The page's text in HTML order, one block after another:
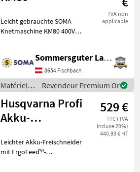
TVA non
applicable
Leicht gebrauchte SOMA
Knetmaschine KM80 400V
Maschine ist beim Kunden
und kann unter der
Telefonnummer - besichtigt
werden.
Sommersguter Landmaschinen GmbH
8654 Fischbach
Matériels
d’entretien
du jardin /
Sonstige
Revendeur Premium Or
Husqvarna Profi
Akku-
525iRXT AKTION
529 €
TTC (TVA
incluse 20%)
440,83 € HT
Leichter Akku-Freischneider
mit ErgoFeed™-